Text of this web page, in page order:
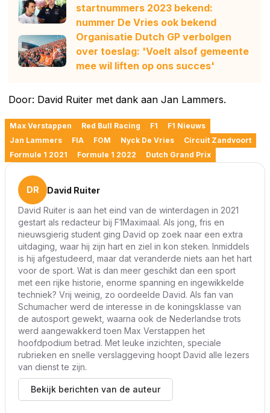
startnummers 2023 bekend:
nummer De Vries ook bekend
Organisatie Dutch GP verbolgen
over toeslag: 'Voelt alsof gemeente
mee wil liften op ons succes'
Door: David Ruiter met dank aan Jan Lammers.
Max Verstappen Red Bull Racing F1
F1 Nieuws
Jan Lammers
FIA FOM Nyck De Vries
Circuit Zandvoort
Formule 1 2021
Formule 1 2022 Dutch Grand Prix
DR
David Ruiter
David Ruiter is aan het eind van de winterdagen in 2021
gestart als redacteur bij F1Maximaal. Als jong, fris en
nieuwsgierig student ging David op zoek naar een extra
uitdaging, waar hij zijn hart en ziel in kon steken. Inmiddels
is hij afgestudeerd, maar dat veranderde niets aan het hart
voor de sport. Wat is dan meer geschikt dan een sport
met een rijke historie, enorme spanning en ingewikkelde
techniek? Vrij weinig, zo oordeelde David. Als fan van
Schumacher werd de interesse in de koningsklasse van
de autosport gewekt, waarna ook de Nederlandse trots
werd aangewakkerd toen Max Verstappen het
hoofdpodium betrad. Met leuke inzichten, speciale
rubrieken en snelle verslaggeving hoopt David alle lezers
van dienst te zijn.
Bekijk berichten van de auteur